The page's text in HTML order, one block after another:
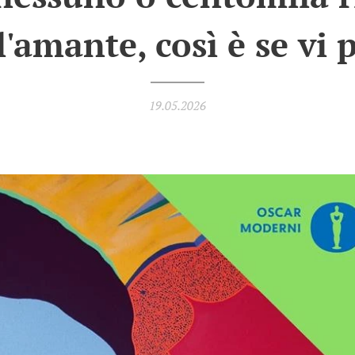
così è se vi
19.05.2026